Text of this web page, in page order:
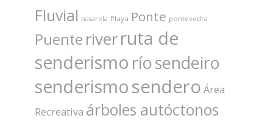
Fluvial pasarela Playa Ponte pontevedra
Puente riverruta de
senderismo ríosendeiro
senderismosendero Área
Recreativa árboles autóctonos